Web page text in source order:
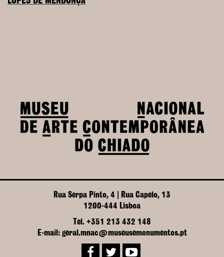
Rua Serpa Pinto, 4 | Rua Capelo, 13
1200-444 Lisboa
Tel. +351 213 432 148
E-mail: geral.mnac@museusemonumentos.pt